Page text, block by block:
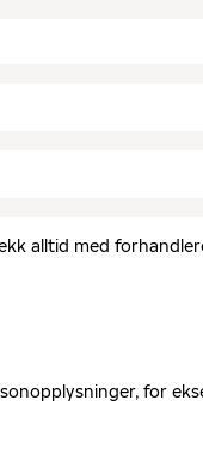
alltid med
for